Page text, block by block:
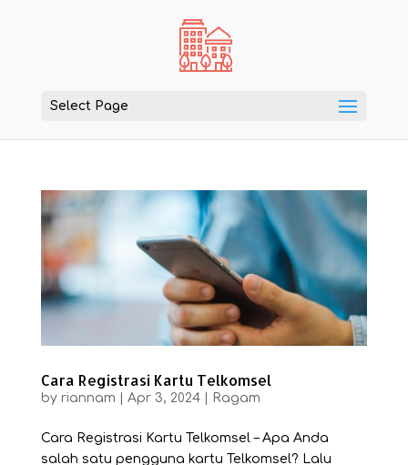
Select Page
Cara Registrasi Kartu Telkomsel
by riannam Apr 3, 2024| Ragam
Cara Registrasi Kartu Telkomsel – Apa Anda
salah satu pengguna kartu Telkomsel? Lalu